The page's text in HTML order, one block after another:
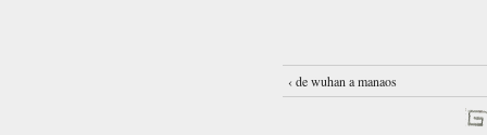
‹ de wuhan a manaos